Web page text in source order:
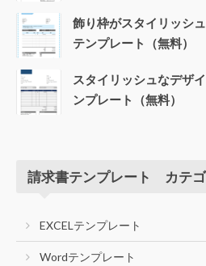
飾り枠がスタイリッシ
テンプレート（無料）
スタイリッシュなデザ
ンプレート（無料）
請求書テンプレート カテ
EXCELテンプレート
Wordテンプレート